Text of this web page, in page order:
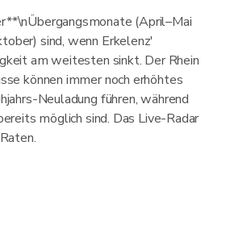
(April–Mai
sind, wenn Erkelenz'
am weitesten sinkt. Der Rhein
können immer noch erhöhtes
Neuladung führen, während
möglich sind. Das Live-Radar